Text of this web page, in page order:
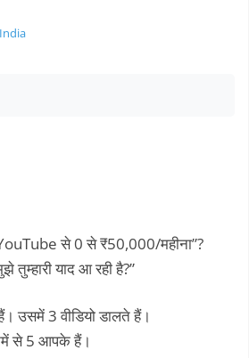
से 0 से ₹50,000/महीना”?
तुम्हारी याद आ रही है?”
उसमें 3 वीडियो डालते हैं।
से 5 आपके हैं।